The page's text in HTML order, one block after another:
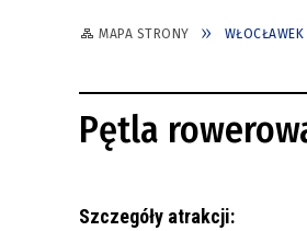
WŁOCŁAWEK W 1 DZIEŃ
POMYSŁY NA
WŁOCŁAWKA Z DZIEĆMI
INFORMACJA
GDZIE ZAPARKOWAĆ?
TOALETY PUBLICZNE
WŁOCŁAWEK - TOP 30
WŁOCŁAWEK - CITYBREAK
MAPA STRONY
Pętla
Szczegóły atrakcji: